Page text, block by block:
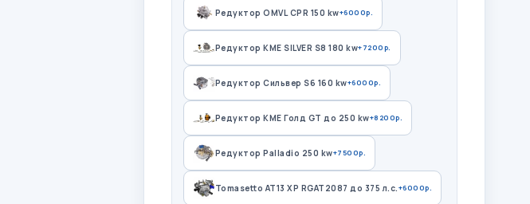
Редуктор OMVL CPR 150 kw+6000р.
Редуктор KME SILVER S8 180 kw+7200р.
Редуктор Сильвер S6 160 kw+6000р.
Редуктор КМЕ Голд GT до 250 kw+8200р.
Редуктор Palladio 250 kw+7500р.
Tomasetto AT13 XP RGAT2087 до 375 л.с.+6000р.